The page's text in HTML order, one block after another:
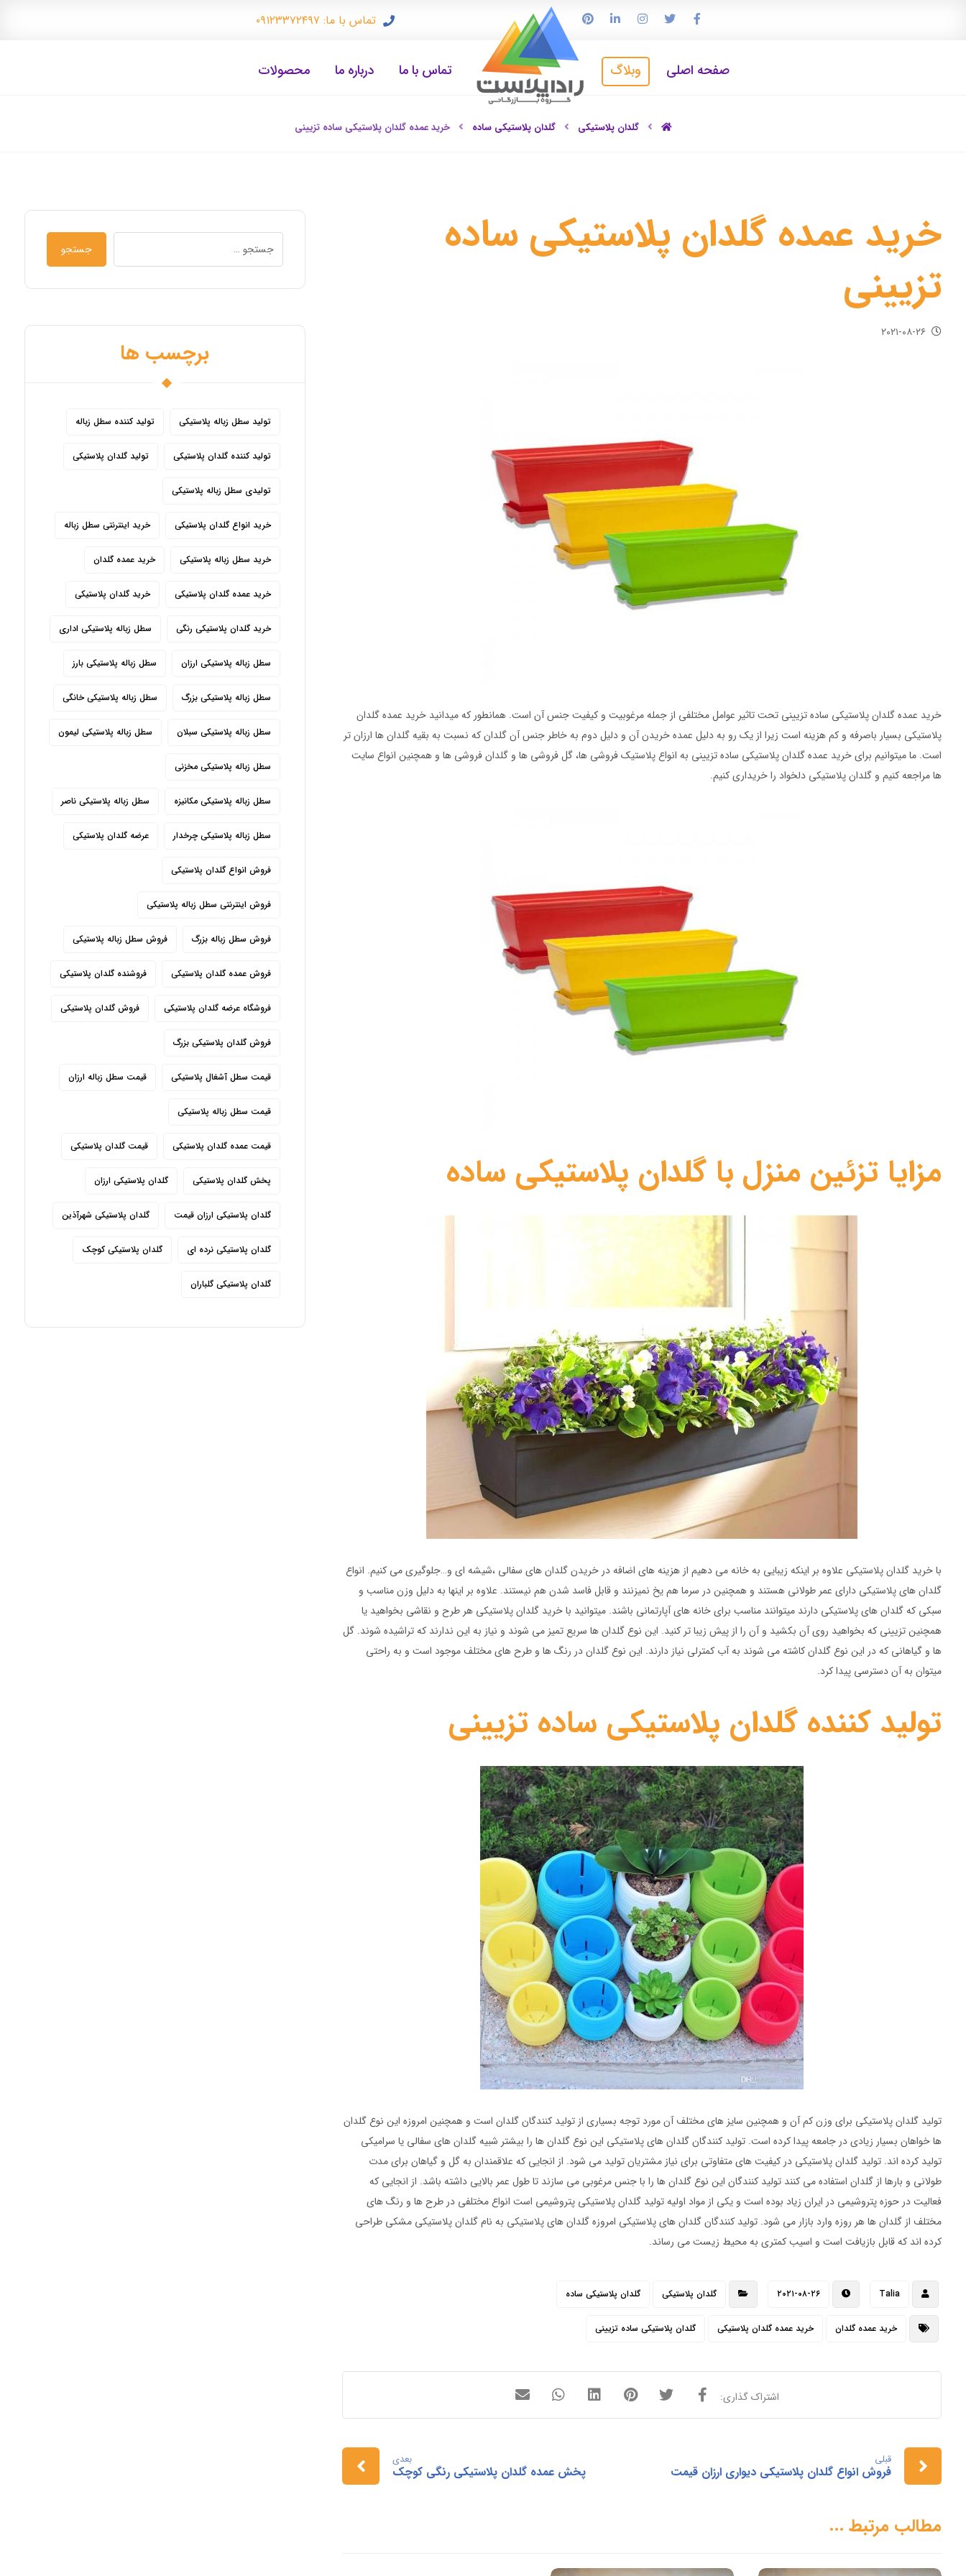
تماس با ما: ۰۹۱۲۳۳۷۲۴۹۷
تماس با ما درباره ما محصولات صفحه اصلی وبلاگ
گلدان پلاستیکی گلدان پلاستیکی ساده خرید عمده گلدان پلاستیکی ساده تزیینی
خرید عمده گلدان پلاستیکی ساده
تزیینی
۲۰۲۱-۰۸-۲۶
خرید عمده گلدان پلاستیکی ساده تزیینی تحت تاثیر عوامل مختلفی از جمله مرغوبیت و کیفیت جنس آن است. همانطور که میدانید خرید عمده گلدان
پلاستیکی بسیار باصرفه و کم هزینه است زیرا از یک رو به دلیل عمده خریدن آن و دلیل دوم به خاطر جنس آن گلدان که نسبت به بقیه گلدان ها ارزان تر
است. ما میتوانیم برای خرید عمده گلدان پلاستیکی ساده تزیینی به انواع پلاستیک فروشی ها، گل فروشی ها و گلدان فروشی ها و همچنین انواع سایت
ها مراجعه کنیم و گلدان پلاستیکی دلخواد را خریداری کنیم.
مزایا تزئین منزل با گلدان پلاستیکی ساده
با خرید گلدان پلاستیکی علاوه بر اینکه زیبایی به خانه می دهیم از هزینه های اضافه در خریدن گلدان های سفالی ،شیشه ای و…جلوگیری می کنیم. انواع
گلدان های پلاستیکی دارای عمر طولانی هستند و همچنین در سرما هم یخ نمیزنند و قابل فاسد شدن هم نیستند. علاوه بر اینها به دلیل وزن مناسب و
سبکی که گلدان های پلاستیکی دارند میتوانند مناسب برای خانه های آپارتمانی باشند. میتوانید با خرید گلدان پلاستیکی هر طرح و نقاشی بخواهید یا
همچنین تزیینی که بخواهید روی آن بکشید و آن را از پیش زیبا تر کنید. این نوع گلدان ها سریع تمیز می شوند و نیاز به این ندارند که تراشیده شوند. گل
ها و گیاهانی که در این نوع گلدان کاشته می شوند به آب کمترلی نیاز دارند. این نوع گلدان در رنگ ها و طرح های مختلف موجود است و به راحتی
میتوان به آن دسترسی پیدا کرد.
تولید کننده گلدان پلاستیکی ساده تزیینی
تولید گلدان پلاستیکی برای وزن کم آن و همچنین سایز های مختلف آن مورد توجه بسیاری از تولید کنندگان گلدان است و همچنین امروزه این نوع گلدان
ها خواهان بسیار زیادی در جامعه پیدا کرده است. تولید کنندگان گلدان های پلاستیکی این نوع گلدان ها را بیشتر شبیه گلدان های سفالی یا سرامیکی
تولید کرده اند. تولید گلدان پلاستیکی در کیفیت های متفاوتی برای نیاز مشتریان تولید می شود. از انجایی که علاقمندان به گل و گیاهان برای مدت
طولانی و بارها از گلدان استفاده می کنند تولید کنندگان این نوع گلدان ها را با جنس مرغوبی می سازند تا طول عمر بالایی داشته باشد. از انجایی که
فعالیت در حوزه پتروشیمی در ایران زیاد بوده است و یکی از مواد اولیه تولید گلدان پلاستیکی پتروشیمی است انواع مختلفی در طرح ها و رنگ های
مختلف از گلدان ها هر روزه وارد بازار می شود. تولید کنندگان گلدان های پلاستیکی امروزه گلدان های پلاستیکی به نام گلدان پلاستیکی مشکی طراحی
کرده اند که قابل بازیافت است و اسیب کمتری به محیط زیست می رساند.
Talia ۲۰۲۱-۰۸-۲۶ گلدان پلاستیکی گلدان پلاستیکی ساده
خرید عمده گلدان خرید عمده گلدان پلاستیکی گلدان پلاستیکی ساده تزیینی
قبلی
فروش انواع گلدان پلاستیکی دیواری ارزان قیمت
بعدی
پخش عمده گلدان پلاستیکی رنگی کوچک
مطالب مرتبط ...
جستجو
برچسب ها
تولید سطل زباله پلاستیکی تولید کننده سطل زباله
تولید کننده گلدان پلاستیکی تولید گلدان پلاستیکی
تولیدی سطل زباله پلاستیکی
خرید انواع گلدان پلاستیکی خرید اینترنتی سطل زباله
خرید سطل زباله پلاستیکی خرید عمده گلدان
خرید عمده گلدان پلاستیکی خرید گلدان پلاستیکی
خرید گلدان پلاستیکی رنگی سطل زباله پلاستیکی اداری
سطل زباله پلاستیکی ارزان سطل زباله پلاستیکی بارز
سطل زباله پلاستیکی بزرگ سطل زباله پلاستیکی خانگی
سطل زباله پلاستیکی سبلان سطل زباله پلاستیکی لیمون
سطل زباله پلاستیکی مخزنی
سطل زباله پلاستیکی مکانیزه سطل زباله پلاستیکی ناصر
سطل زباله پلاستیکی چرخدار عرضه گلدان پلاستیکی
فروش انواع گلدان پلاستیکی
فروش اینترنتی سطل زباله پلاستیکی
فروش سطل زباله بزرگ فروش سطل زباله پلاستیکی
فروش عمده گلدان پلاستیکی فروشنده گلدان پلاستیکی
فروشگاه عرضه گلدان پلاستیکی فروش گلدان پلاستیکی
فروش گلدان پلاستیکی بزرگ
قیمت سطل آشغال پلاستیکی قیمت سطل زباله ارزان
قیمت سطل زباله پلاستیکی
قیمت عمده گلدان پلاستیکی قیمت گلدان پلاستیکی
پخش گلدان پلاستیکی گلدان پلاستیکی ارزان
گلدان پلاستیکی ارزان قیمت گلدان پلاستیکی شهرآذین
گلدان پلاستیکی نرده ای گلدان پلاستیکی کوچک
گلدان پلاستیکی گلباران